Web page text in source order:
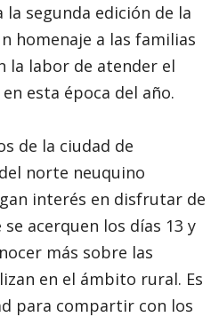
segunda edición de la
homenaje a las familias
la labor de atender el
esta época del año.
de la ciudad de
norte neuquino
interés en disfrutar de
acerquen los días 13 y
más sobre las
en el ámbito rural. Es
para compartir con los